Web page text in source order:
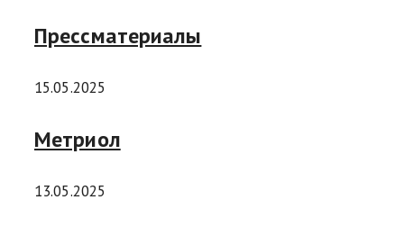
Прессматериалы
15.05.2025
Метриол
13.05.2025